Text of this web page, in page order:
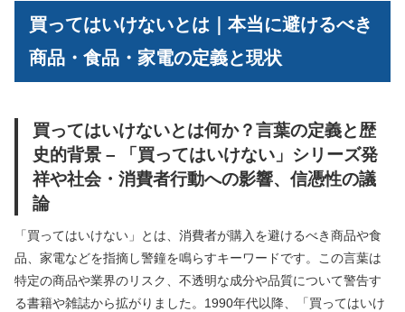
買ってはいけないとは｜本当に避けるべき
商品・食品・家電の定義と現状
買ってはいけないとは何か？言葉の定義と歴
史的背景 – 「買ってはいけない」シリーズ発
祥や社会・消費者行動への影響、信憑性の議
論
「買ってはいけない」とは、消費者が購入を避けるべき商品や食
品、家電などを指摘し警鐘を鳴らすキーワードです。この言葉は
特定の商品や業界のリスク、不透明な成分や品質について警告す
る書籍や雑誌から拡がりました。1990年代以降、「買ってはいけ